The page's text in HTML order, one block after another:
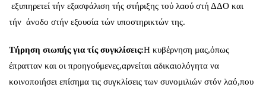
εξυπηρετεί τήν εξασφάλιση τής στήριξης τού λαού στή ΔΔΟ και
τήν άνοδο στήν εξουσία τών υποστηρικτών της.
Τήρηση σιωπής για τίς συγκλίσεις:Η κυβέρνηση μας,όπως
έπρατταν και οι προηγούμενες,αρνείται αδικαιολόγητα να
κοινοποιήσει επίσημα τις συγκλίσεις των συνομιλιών στόν λαό,που